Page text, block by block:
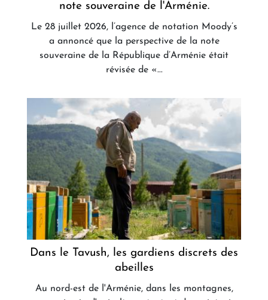
note souveraine de l'Arménie.
Le 28 juillet 2026, l’agence de notation Moody’s
a annoncé que la perspective de la note
souveraine de la République d’Arménie était
révisée de «...
Dans le Tavush, les gardiens discrets des
abeilles
Au nord-est de l'Arménie, dans les montagnes,